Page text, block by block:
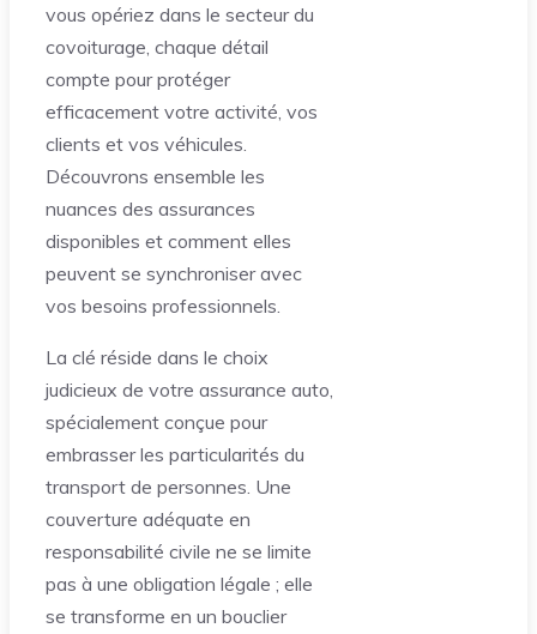
vous opériez dans le secteur du
covoiturage, chaque détail
compte pour protéger
efficacement votre activité, vos
clients et vos véhicules.
Découvrons ensemble les
nuances des assurances
disponibles et comment elles
peuvent se synchroniser avec
vos besoins professionnels.
La clé réside dans le choix
judicieux de votre assurance auto,
spécialement conçue pour
embrasser les particularités du
transport de personnes. Une
couverture adéquate en
responsabilité civile ne se limite
pas à une obligation légale ; elle
se transforme en un bouclier